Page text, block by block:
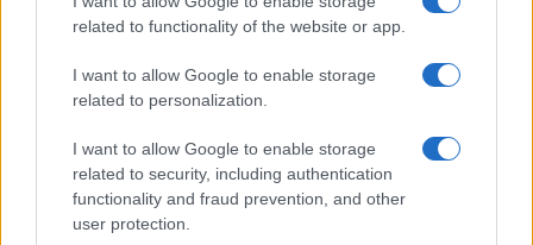
related to functionality of the website or app.
I want to allow Google to enable storage
related to personalization.
I want to allow Google to enable storage
related to security, including authentication
functionality and fraud prevention, and other
user protection.
k p
NOTIZIE RECENTI
Le previsioni meteo per il weekend a Olbia e in
Michelle Hunziker in Gallura, bella anche dal
vivo: un amico vip svela come fa